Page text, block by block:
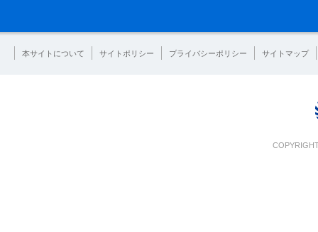
本サイトについて サイトポリシー プライバシーポリシー サイトマップ